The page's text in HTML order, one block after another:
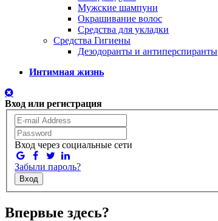
Мужские шампуни
Окрашивание волос
Средства для укладки
Средства Гигиены
Дезодоранты и антиперспиранты
Интимная жизнь
Вход или регистрация
Вход через социальные сети
Забыли пароль?
Вход
Впервые здесь?